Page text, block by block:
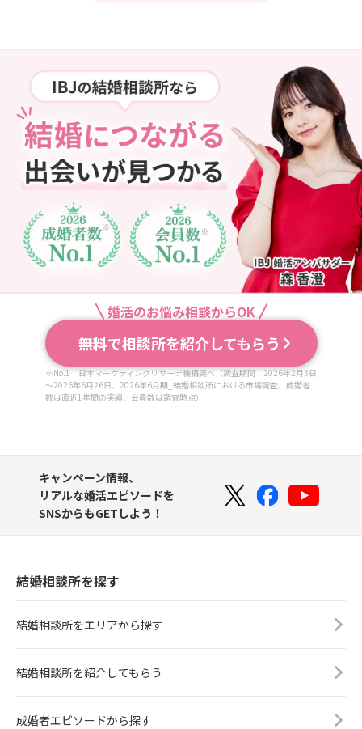
婚活のお悩み相談からOK
無料で相談所を紹介してもらう
※No.1：日本マーケティングリサーチ機構調べ（調査期間：2026年2月3日
～2026年6月26日、2026年6月期_結婚相談所における市場調査、成婚者
数は直近1年間の実績、会員数は調査時点）
キャンペーン情報、
リアルな婚活エピソードを
SNSからもGETしよう！
結婚相談所を探す
結婚相談所をエリアから探す
結婚相談所を紹介してもらう
成婚者エピソードから探す